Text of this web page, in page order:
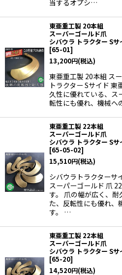
当するオプシ…
東亜重工製 20本組
スーパーゴールド爪
シバウラ トラクター Sサ
[65-01]
13,200円(税込)
東亜重工製 20本組 ス
トラクター Sサイド
久性に優れている、ス
転性にも優れ、機械
東亜重工製 22本組
スーパーゴールド爪
シバウラ トラクター Sサ
[65-05-02]
15,510円(税込)
シバウラトラクターサ
スーパーゴールド 爪
す。 爪の幅が広く、耐
た、反転性にも優れ、
す。 …
東亜重工製 22本組
スーパーゴールド爪
シバウラ トラクター Sサ
[65-20]
14,520円(税込)